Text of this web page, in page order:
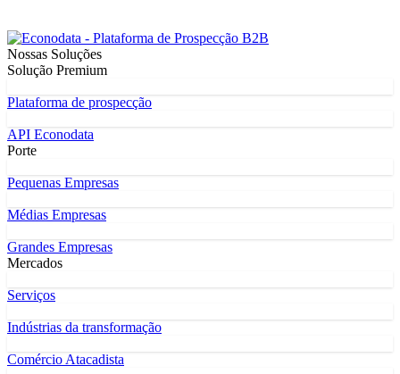
Nossas Soluções
Solução Premium
Plataforma de prospecção
API Econodata
Porte
Pequenas Empresas
Médias Empresas
Grandes Empresas
Mercados
Serviços
Indústrias da transformação
Comércio Atacadista